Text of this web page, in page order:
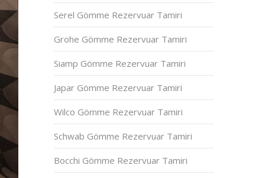
Serel Gömme Rezervuar Tamiri
Grohe Gömme Rezervuar Tamiri
Siamp Gömme Rezervuar Tamiri
Japar Gömme Rezervuar Tamiri
Wilco Gömme Rezervuar Tamiri
Schwab Gömme Rezervuar Tamiri
Bocchi Gömme Rezervuar Tamiri